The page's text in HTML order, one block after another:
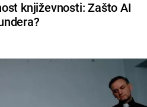
književnosti: Zašto AI